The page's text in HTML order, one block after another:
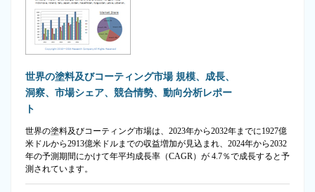
世界の塗料及びコーティング市場 規模、成長、
洞察、市場シェア、競合情勢、動向分析レポー
ト
世界の塗料及びコーティング市場は、2023年から2032年までに1927億
米ドルから2913億米ドルまでの収益増加が見込まれ、2024年から2032
年の予測期間にかけて年平均成長率（CAGR）が 4.7％で成長すると予
測されています。